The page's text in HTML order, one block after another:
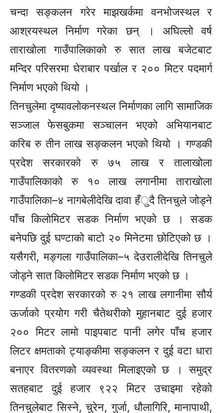
चन्दा सङ्कलन गरेर माझखर्कमा वनभोजस्थल र
आश्रयस्थल निर्माण गरेका छन् । अघिल्लो वर्ष
ताराखोला गाउँपालिकाको रु सात लाख बजेटबाट
मन्दिर परिसरमा घेराबार पर्खाल र २०० मिटर पदमार्ग
निर्माण भएको थियो ।
तिनचुलेमा दृष्यावलोकनस्थल निर्माणका लागि सामाजिक
सञ्जाल फेसबुकमा सञ्चालन भएको अभियानबाट
करिब रु तीन लाख सङ्कलन भएको थियो । गण्डकी
प्रदेश सरकारको रु ७५ लाख र तालाखोला
गाउँपालिकाको रु १० लाख लगानीमा ताराखोला
गाउँपालिका–४ नागबेलीदेखि दावा हँुदै तिनचुले जोड्ने
पाँच किलोमिटर सडक निर्माण भएको छ । सडक
बनेपछि दुई घण्टाको बाटो २० मिनेटमा छोटिएको छ ।
यसैगरी, मङ्गला गाउँपालिका–५ देउरालीदेखि तिनचुले
जोड्ने सात किलोमिटर सडक निर्माण भएको छ ।
गण्डकी प्रदेश सरकारको रु २१ लाख लगानीमा सौर्य
ऊर्जाको प्रयोग गरी चैतेथरीको मुहानबाट दुई हजार
२०० मिटर लामो पाइपबाट पानी लगेर पाँच हजार
लिटर क्षमताको ट्याङ्कीमा सङ्कलन र दुई वटा धारा
बनाएर वितरणको व्यवस्था मिलाइएको छ । समुद्र
सतहबाट दुई हजार ९२२ मिटर उचाइमा रहेको
तिनचुलेबाट सिस्ने, चुरेन, गुर्जा, धौलागिरि, मानापाथी,